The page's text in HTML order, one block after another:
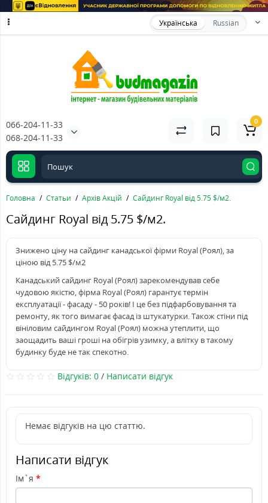
Українська Russian
066-204-11-33
068-204-11-33
0
Головна Статьи Архів Акцій Сайдинг Royal від 5.75 $/м2.
Сайдинг Royal від 5.75 $/м2.
Знижено ціну на сайдинг канадської фірми Royal (Роял), за
ціною від 5.75 $/м2
Канадський сайдинг Royal (Роял) зарекомендував себе
чудовою якістю, фірма Royal (Роял) гарантує термін
експлуатації - фасаду - 50 років! І це без підфарбовування та
ремонту, як того вимагає фасад із штукатурки. Також стіни під
вініловим сайдингом Royal (Роял) можна утеплити, що
заощадить ваші гроші на обігрів узимку, а влітку в такому
будинку буде не так спекотно.
Відгуків: 0/ Написати відгук
Немає відгуків на цю статтю.
Написати відгук
Ім`я